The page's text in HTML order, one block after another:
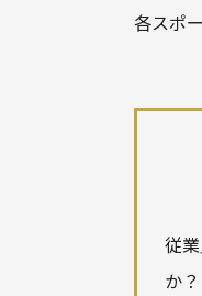
各スポ
従
か？